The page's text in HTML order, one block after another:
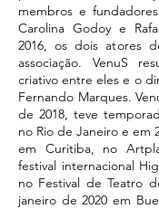
membros e
Carolina Godoy e
2016, os dois atores
associação. VenuS
criativo entre eles e o
Fernando Marques.
de 2018, teve
no Rio de Janeiro e em
em Curitiba, no
festival internacional
no Festival de Teatro
janeiro de 2020 em